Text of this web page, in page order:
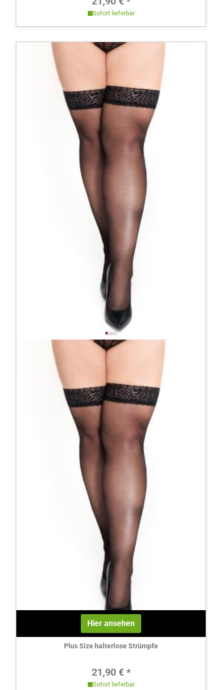
Sofort lieferbar
Hier ansehen
Plus Size halterlose Strümpfe
Regulärer Preis:
21,90 € *
Sofort lieferbar